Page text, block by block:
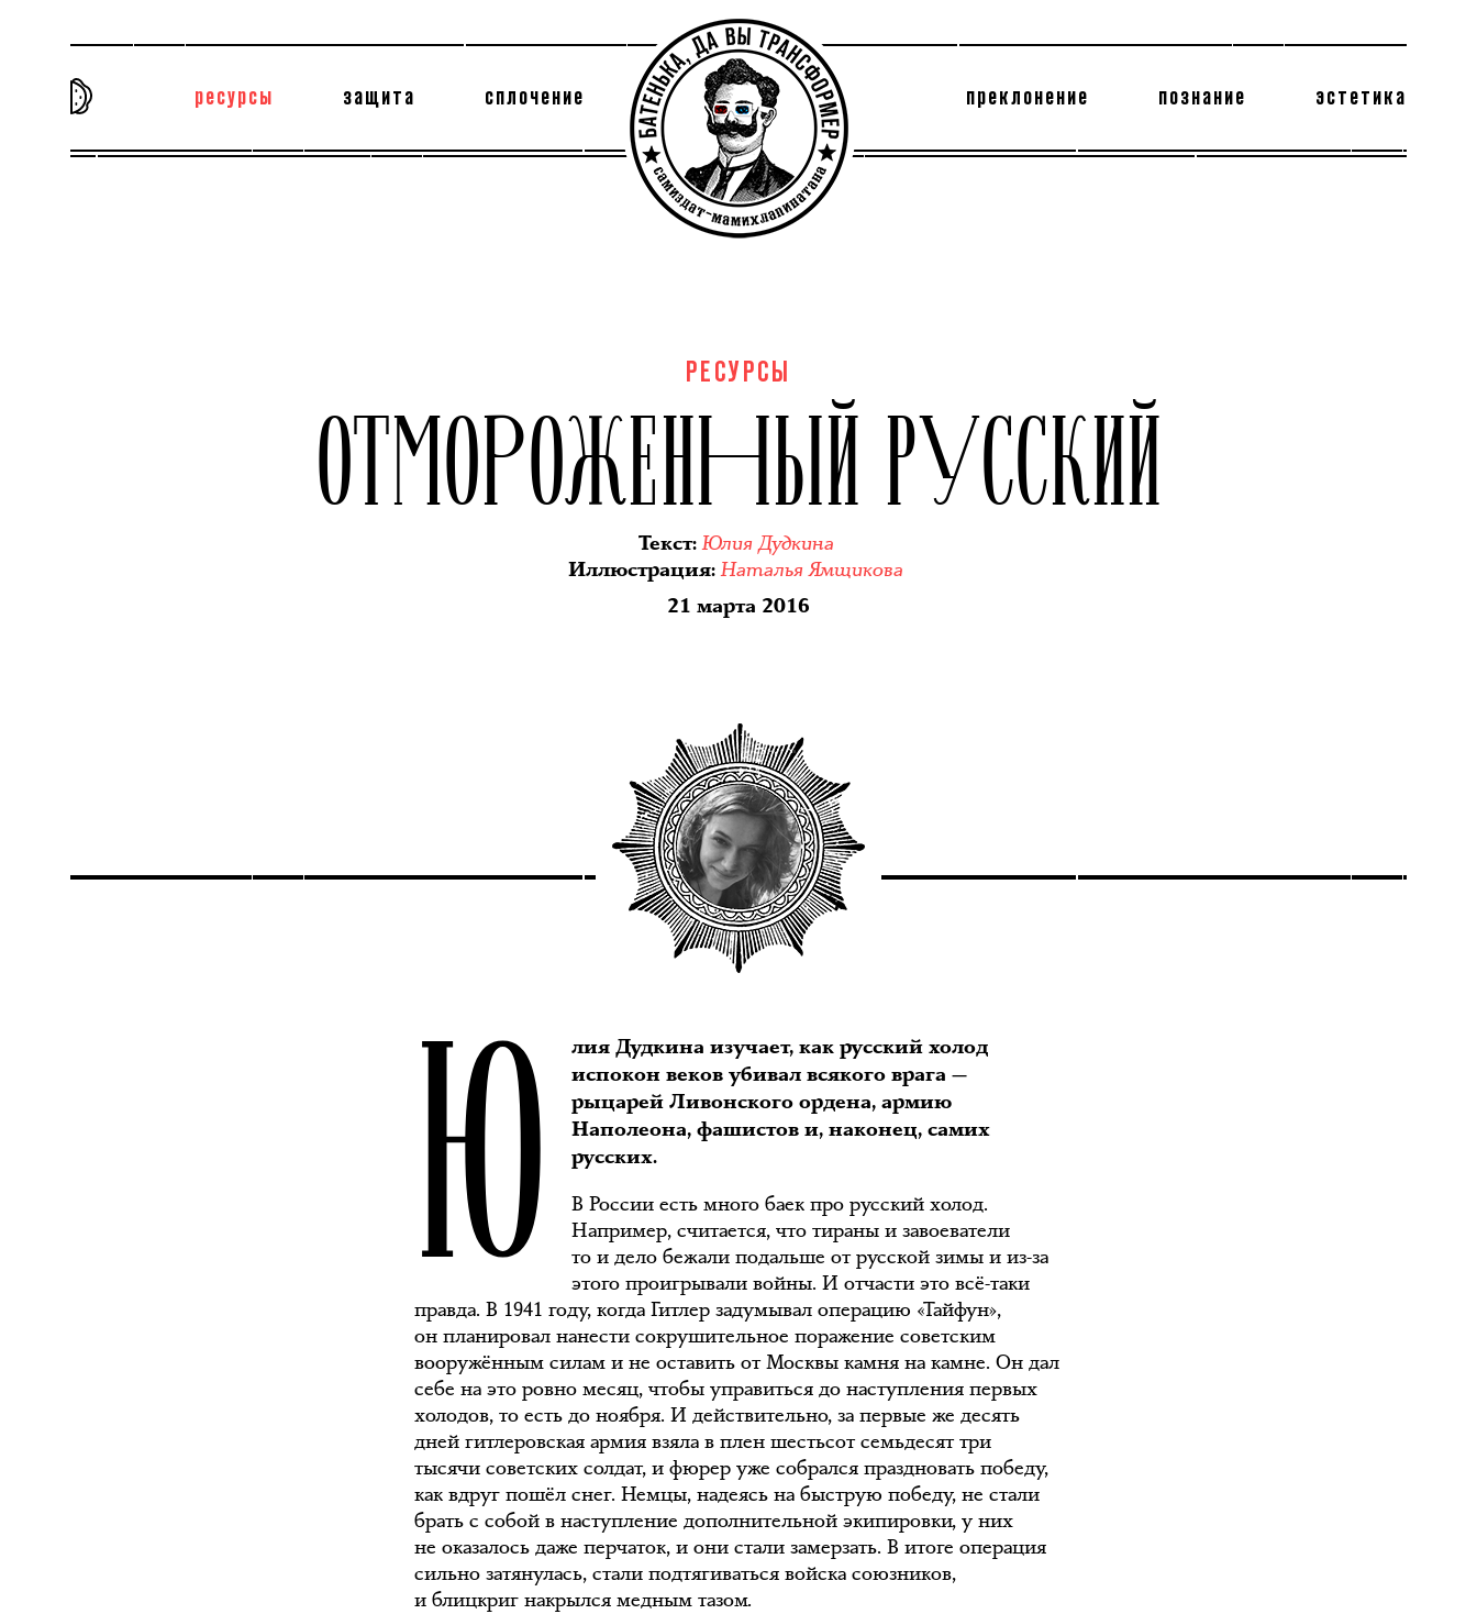
ресурсы защита сплочение преклонение познание эстетика
РЕСУРСЫ
ОТМОРОЖЕННЫЙ РУССКИЙ
Текст:Юлия Дудкина
Иллюстрация:Наталья Ямщикова
21 марта 2016
Ю
лия Дудкина изучает, как русский холод
испокон веков убивал всякого врага —
рыцарей Ливонского ордена, армию
Наполеона, фашистов и, наконец, самих
русских.
В России есть много баек про русский холод.
Например, считается, что тираны и завоеватели
то и дело бежали подальше от русской зимы и из-за
этого проигрывали войны. И отчасти это всё-таки
правда. В 1941 году, когда Гитлер задумывал операцию «Тайфун»,
он планировал нанести сокрушительное поражение советским
вооружённым силам и не оставить от Москвы камня на камне. Он дал
себе на это ровно месяц, чтобы управиться до наступления первых
холодов, то есть до ноября. И действительно, за первые же десять
дней гитлеровская армия взяла в плен шестьсот семьдесят три
тысячи советских солдат, и фюрер уже собрался праздновать победу,
как вдруг пошёл снег. Немцы, надеясь на быструю победу, не стали
брать с собой в наступление дополнительной экипировки, у них
не оказалось даже перчаток, и они стали замерзать. В итоге операция
сильно затянулась, стали подтягиваться войска союзников,
и блицкриг накрылся медным тазом.